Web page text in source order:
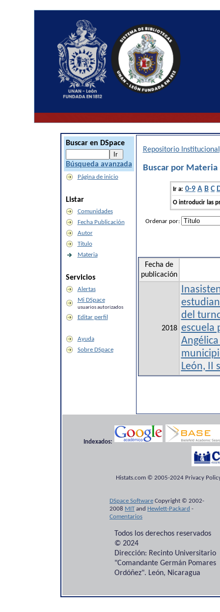
Buscar en DSpace
Búsqueda avanzada
Página de inicio
Listar
Comunidades
Fecha Publicación
Autor
Título
Materia
Servicios
Alertas
Mi DSpace
usuarios autorizados
Editar perfil
Ayuda
Sobre DSpace
Repositorio
Buscar por Materia
Ir a: 0-9 A B C
O introducir las
Ordenar por:
Fecha de
publicación
2018
del
escuela
León, II
Indexados:
Histats.com © 2005-2024 Privacy
DSpace Software Copyright © 2002-
2008 MITand Hewlett-Packard -
Comentarios
Todos los derechos reservados
© 2024
Dirección: Recinto Universitario
"Comandante Germán Pomares
Ordóñez". León, Nicaragua